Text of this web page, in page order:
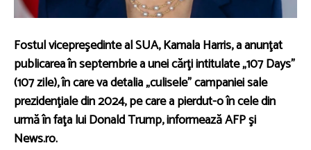
Fostul vicepreşedinte al SUA, Kamala Harris, a anunţat
publicarea în septembrie a unei cărţi intitulate „107 Days”
(107 zile), în care va detalia „culisele” campaniei sale
prezidenţiale din 2024, pe care a pierdut-o în cele din
urmă în faţa lui Donald Trump, informează AFP şi
News.ro.